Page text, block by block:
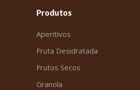
Produtos
Aperitivos
Fruta Desidratada
Frutos Secos
Granola